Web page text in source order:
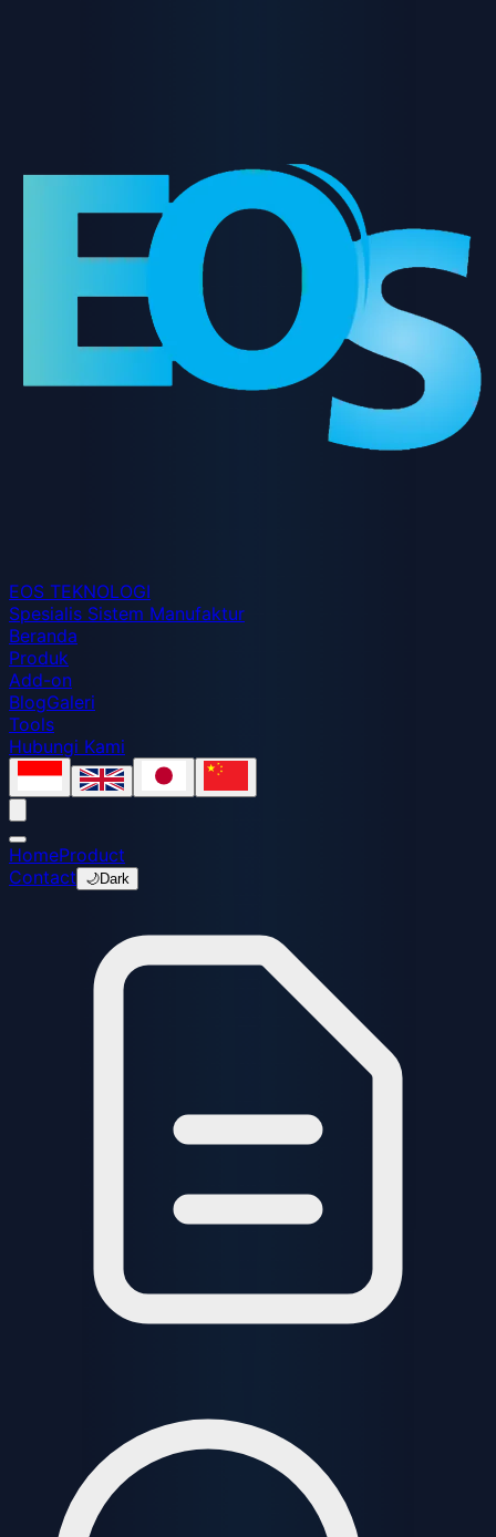
EOS TEKNOLOGI
Spesialis Sistem Manufaktur
Beranda
Produk
Add-on
BlogGaleri
Tools
Hubungi Kami
HomeProduct
Contact
🌙Dark